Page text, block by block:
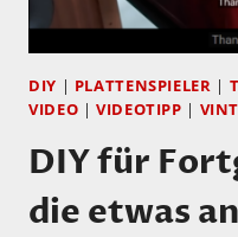
DIY | PLATTENSPIELER |
VIDEO |VIDEOTIPP |
DIY für
die etwas